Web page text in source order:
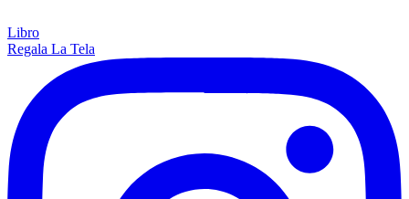
Libro
Regala La Tela